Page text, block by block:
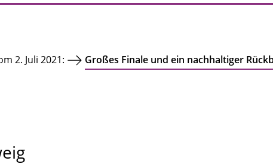
2. Juli 2021: Großes Finale und ein nachhaltiger